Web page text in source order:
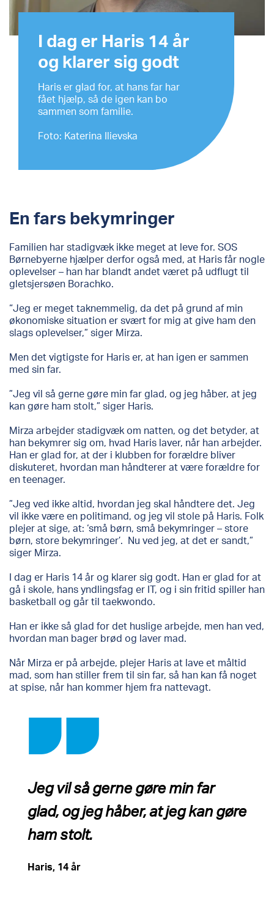
I dag er Haris 14 år
og klarer sig godt
Haris er glad for, at hans far har
fået hjælp, så de igen kan bo
sammen som familie.
Foto: Katerina Ilievska
En fars bekymringer
Familien har stadigvæk ikke meget at leve for. SOS
Børnebyerne hjælper derfor også med, at Haris får nogle
oplevelser – han har blandt andet været på udflugt til
gletsjersøen Borachko.
“Jeg er meget taknemmelig, da det på grund af min
økonomiske situation er svært for mig at give ham den
slags oplevelser,” siger Mirza.
Men det vigtigste for Haris er, at han igen er sammen
med sin far.
”Jeg vil så gerne gøre min far glad, og jeg håber, at jeg
kan gøre ham stolt,” siger Haris.
Mirza arbejder stadigvæk om natten, og det betyder, at
han bekymrer sig om, hvad Haris laver, når han arbejder.
Han er glad for, at der i klubben for forældre bliver
diskuteret, hvordan man håndterer at være forældre for
en teenager.
”Jeg ved ikke altid, hvordan jeg skal håndtere det. Jeg
vil ikke være en politimand, og jeg vil stole på Haris. Folk
plejer at sige, at: ‘små børn, små bekymringer – store
børn, store bekymringer’. Nu ved jeg, at det er sandt,”
siger Mirza.
I dag er Haris 14 år og klarer sig godt. Han er glad for at
gå i skole, hans yndlingsfag er IT, og i sin fritid spiller han
basketball og går til taekwondo.
Han er ikke så glad for det huslige arbejde, men han ved,
hvordan man bager brød og laver mad.
Når Mirza er på arbejde, plejer Haris at lave et måltid
mad, som han stiller frem til sin far, så han kan få noget
at spise, når han kommer hjem fra nattevagt.
Jeg vil så gerne gøre min far
glad, og jeg håber, at jeg kan gøre
ham stolt.
Haris, 14 år